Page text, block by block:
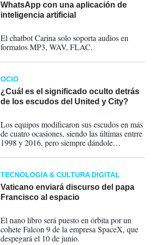
WhatsApp con una aplicación de
inteligencia artificial
El chatbot Carina solo soporta audios en
formatos MP3, WAV, FLAC.
OCIO
¿Cuál es el significado oculto detrás
de los escudos del United y City?
Los equipos modificaron sus escudos en más
de cuatro ocasiones, siendo las últimas entrre
1998 y 2016, pero siempre dándole
TECNOLOGÍA & CULTURA DIGITAL
Vaticano enviará discurso del papa
Francisco al espacio
El nano libro será puesto en órbita por un
cohete Falcon 9 de la empresa SpaceX, que
despegará el 10 de junio.